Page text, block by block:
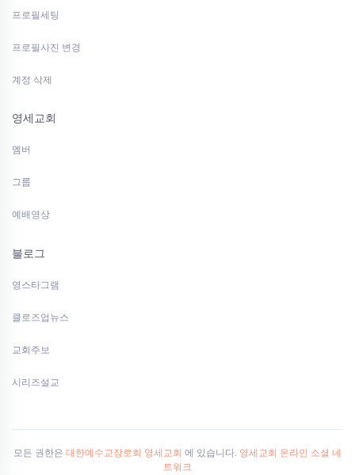
프로필세팅
프로필사진 변경
계정 삭제
영세교회
멤버
그룹
예배영상
블로그
영스타그램
클로즈업뉴스
교회주보
시리즈설교
모든 권한은 대한예수교장로회 영세교회 에 있습니다. 영세교회 온라인 소셜 네
트워크